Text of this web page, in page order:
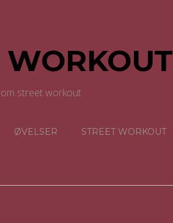
WORKOUT
om street workout
ØVELSER STREET WORKOUT